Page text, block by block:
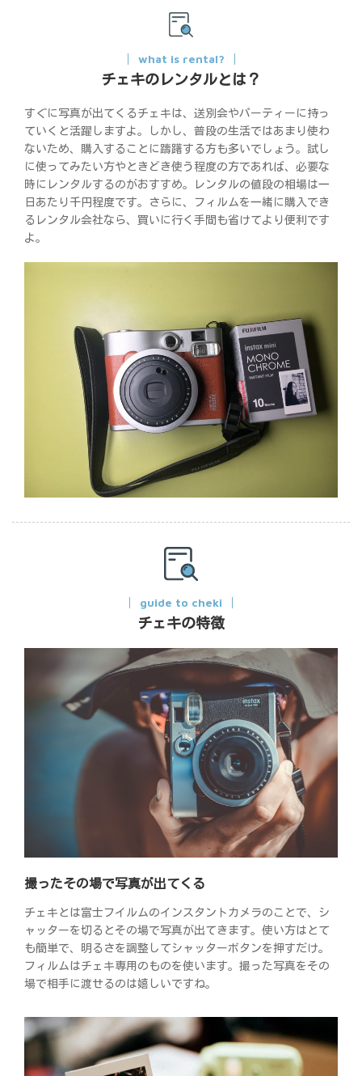
what is rental?
チェキのレンタルとは？
すぐに写真が出てくるチェキは、送別会やパーティーに持っ
ていくと活躍しますよ。しかし、普段の生活ではあまり使わ
ないため、購入することに躊躇する方も多いでしょう。試し
に使ってみたい方やときどき使う程度の方であれば、必要な
時にレンタルするのがおすすめ。レンタルの値段の相場は一
日あたり千円程度です。さらに、フィルムを一緒に購入でき
るレンタル会社なら、買いに行く手間も省けてより便利です
よ。
guide to cheki
チェキの特徴
撮ったその場で写真が出てくる
チェキとは富士フイルムのインスタントカメラのことで、シ
ャッターを切るとその場で写真が出てきます。使い方はとて
も簡単で、明るさを調整してシャッターボタンを押すだけ。
フィルムはチェキ専用のものを使います。撮った写真をその
場で相手に渡せるのは嬉しいですね。